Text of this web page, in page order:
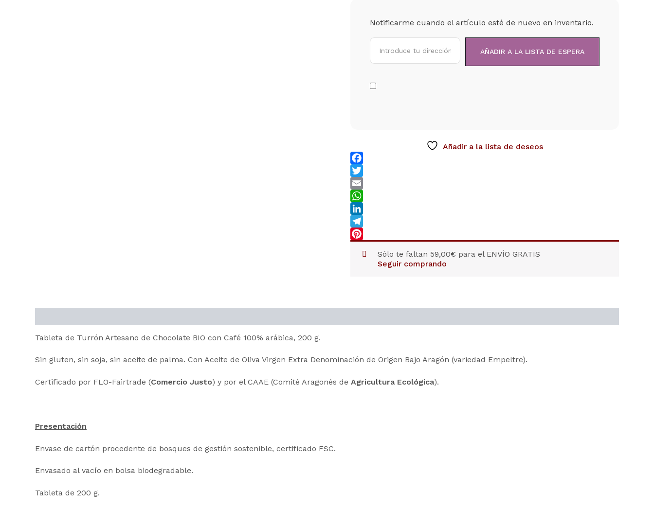
Notificarme cuando el artículo esté de nuevo en inventario.
Añadir a la lista de deseos
Facebook
Twitter
Email
WhatsApp
LinkedIn
Telegram
Sólo te faltan 59,00€ para el ENVÍO GRATIS
Seguir comprando
Tableta de Turrón Artesano de Chocolate BIO con Café 100% arábica, 200 g.
Sin gluten, sin soja, sin aceite de palma. Con Aceite de Oliva Virgen Extra Denominación de Origen Bajo Aragón (variedad Empeltre).
Certificado por FLO-Fairtrade (Comercio Justo) y por el CAAE (Comité Aragonés de Agricultura Ecológica).
Presentación
Envase de cartón procedente de bosques de gestión sostenible, certificado FSC.
Envasado al vacío en bolsa biodegradable.
Tableta de 200 g.